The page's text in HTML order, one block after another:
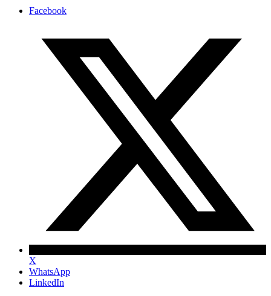
Facebook
X
WhatsApp
LinkedIn